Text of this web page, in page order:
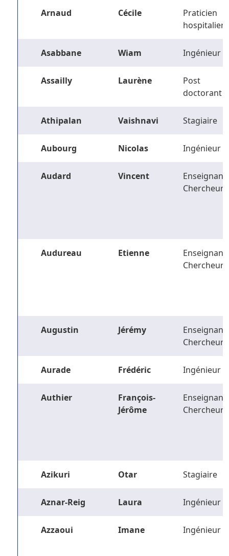
Arnaud Cécile
Praticien
hospitalier
Asabbane Wiam Ingénieur
Assailly Laurène
Post
doctorant
Athipalan Vaishnavi Stagiaire
Aubourg Nicolas Ingénieur
Audard Vincent
Enseignant-
Chercheur
Audureau Etienne
Enseignant-
Chercheur
Augustin Jérémy
Enseignant-
Chercheur
Aurade Frédéric Ingénieur
Authier
François-
Jérôme
Enseignant-
Chercheur
Azikuri Otar Stagiaire
Aznar-Reig Laura Ingénieur
Azzaoui Imane Ingénieur